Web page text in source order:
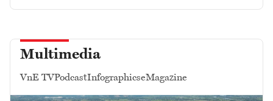
Multimedia
VnE TVPodcastInfographicseMagazine